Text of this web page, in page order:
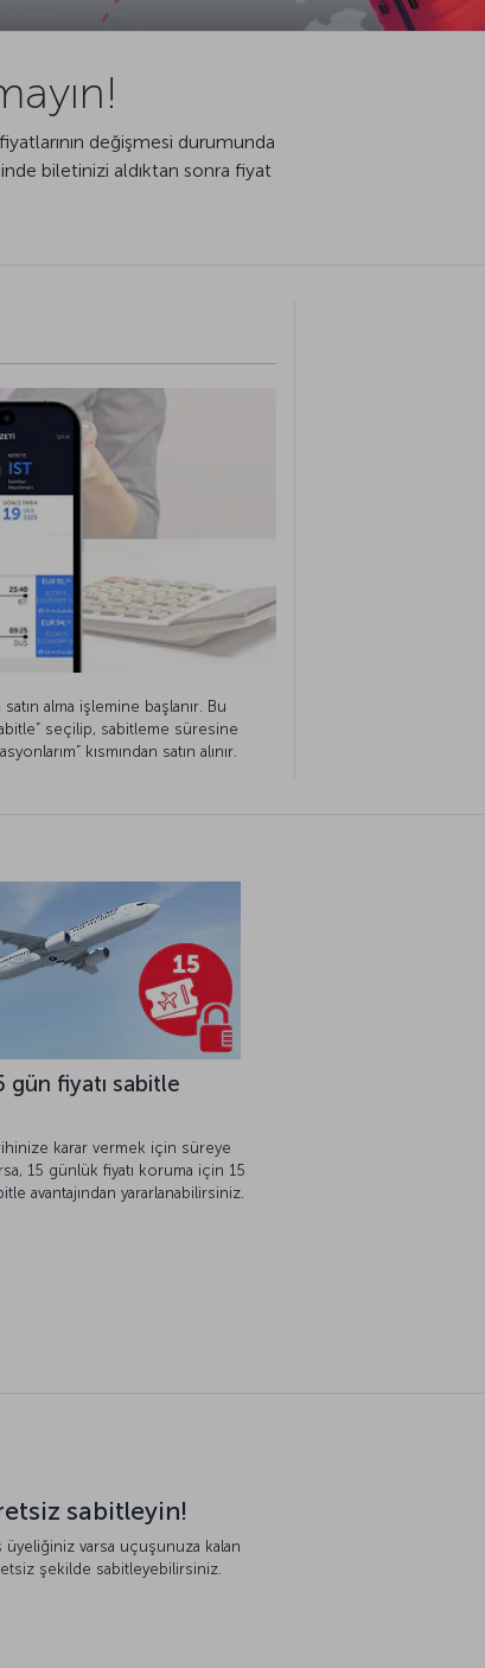
değişmesi durumunda
biletinizi aldıktan sonra fiyat
alma işlemine başlanır. Bu
seçilip, sabitleme süresine
kısmından satın alınır.
gün fiyatı sabitle
karar vermek için süreye
15 günlük fiyatı koruma için 15
avantajından yararlanabilirsiniz.
sabitleyin!
üyeliğiniz varsa uçuşunuza kalan
şekilde sabitleyebilirsiniz.